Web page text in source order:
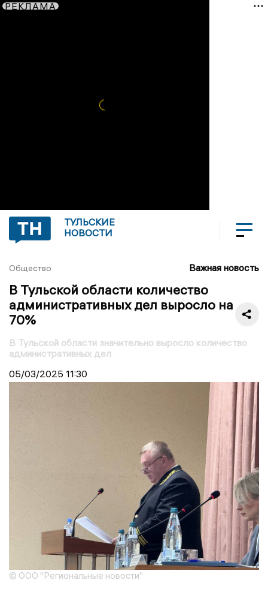
РЕКЛАМА
ТУЛЬСКИЕ
НОВОСТИ
Общество Важная новость
В Тульской области количество
административных дел выросло на
70%
В Тульской области значительно выросло количество
административных дел
05/03/2025 11:30
© ООО "Региональные новости"